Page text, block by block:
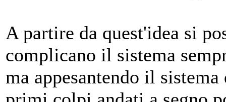
A partire da quest'idea si
complicano il sistema
ma appesantendo il